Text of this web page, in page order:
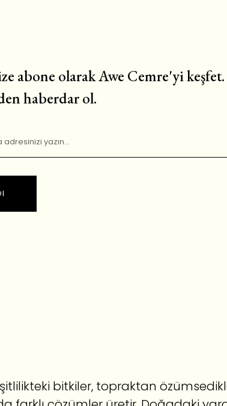
abone olarak Awe Cemre'yi
haberdar ol.
bitkiler, topraktan